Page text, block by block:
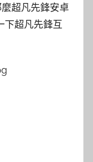
超凡先鋒安卓
下超凡先鋒互